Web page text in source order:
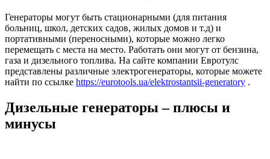
Генераторы могут быть стационарными (для питания
больниц, школ, детских садов, жилых домов и т.д) и
портативными (переносными), которые можно легко
перемещать с места на место. Работать они могут от бензина,
газа и дизельного топлива. На сайте компании Евротулс
представлены различные электрогенераторы, которые можете
найти по ссылке https://eurotools.ua/elektrostantsii-generatory .
Дизельные генераторы – плюсы и
минусы